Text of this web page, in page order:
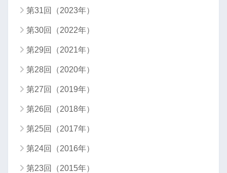
第31回（2023年）
第30回（2022年）
第29回（2021年）
第28回（2020年）
第27回（2019年）
第26回（2018年）
第25回（2017年）
第24回（2016年）
第23回（2015年）